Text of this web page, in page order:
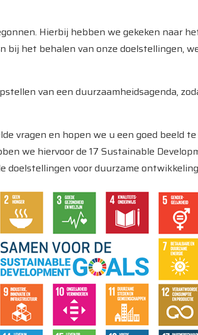
Hierbij hebben we gekeken naar
het behalen van onze doelstellingen,
van een duurzaamheidsagenda,
vragen en hopen we u een goed beeld
we hiervoor de 17 Sustainable
doelstellingen voor duurzame